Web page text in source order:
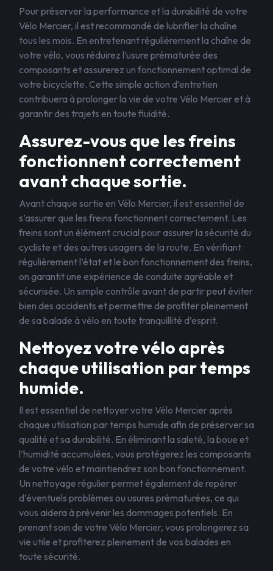
Pour préserver la performance et la durabilité de votre
Vélo Mercier, il est recommandé de lubrifier la chaîne
tous les mois. En entretenant régulièrement la chaîne de
votre vélo, vous réduirez l’usure prématurée des
composants et assurerez un fonctionnement optimal de
votre bicyclette. Cette simple action d’entretien
contribuera à prolonger la vie de votre Vélo Mercier et à
garantir des trajets en toute fluidité.
Assurez-vous que les freins
fonctionnent correctement
avant chaque sortie.
Avant chaque sortie en Vélo Mercier, il est essentiel de
s’assurer que les freins fonctionnent correctement. Les
freins sont un élément crucial pour assurer la sécurité du
cycliste et des autres usagers de la route. En vérifiant
régulièrement l’état et le bon fonctionnement des freins,
on garantit une expérience de conduite agréable et
sécurisée. Un simple contrôle avant de partir peut éviter
bien des accidents et permettre de profiter pleinement
de sa balade à vélo en toute tranquillité d’esprit.
Nettoyez votre vélo après
chaque utilisation par temps
humide.
Il est essentiel de nettoyer votre Vélo Mercier après
chaque utilisation par temps humide afin de préserver sa
qualité et sa durabilité. En éliminant la saleté, la boue et
l’humidité accumulées, vous protégerez les composants
de votre vélo et maintiendrez son bon fonctionnement.
Un nettoyage régulier permet également de repérer
d’éventuels problèmes ou usures prématurées, ce qui
vous aidera à prévenir les dommages potentiels. En
prenant soin de votre Vélo Mercier, vous prolongerez sa
vie utile et profiterez pleinement de vos balades en
toute sécurité.